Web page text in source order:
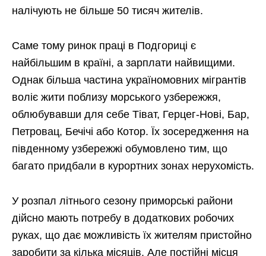
налічують не більше 50 тисяч жителів.
Саме тому ринок праці в Подгориці є
найбільшим в країні, а зарплати найвищими.
Однак більша частина україномовних мігрантів
воліє жити поблизу морського узбережжя,
облюбувавши для себе Тіват, Герцег-Нові, Бар,
Петровац, Бечічі або Котор. Їх зосередження на
південному узбережжі обумовлено тим, що
багато придбали в курортних зонах нерухомість.
У розпал літнього сезону приморські райони
дійсно мають потребу в додаткових робочих
руках, що дає можливість їх жителям пристойно
заробити за кілька місяців. Але постійні місця